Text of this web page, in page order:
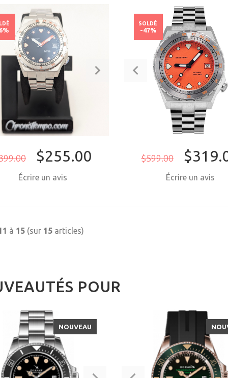
$255.00
Écrire un avis
$599.00
SOLDÉ
-47%
Écrire un avis
à 15 (sur 15 articles)
POUR
NOUVEAU